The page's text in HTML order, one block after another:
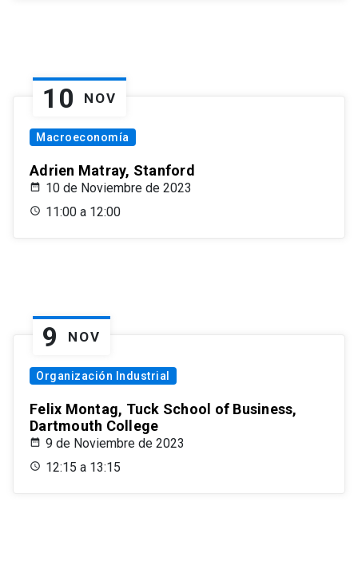
10 NOV
Macroeconomía
Adrien Matray, Stanford
10 de Noviembre de 2023
11:00 a 12:00
9 NOV
Organización Industrial
Felix Montag, Tuck School of Business,
Dartmouth College
9 de Noviembre de 2023
12:15 a 13:15